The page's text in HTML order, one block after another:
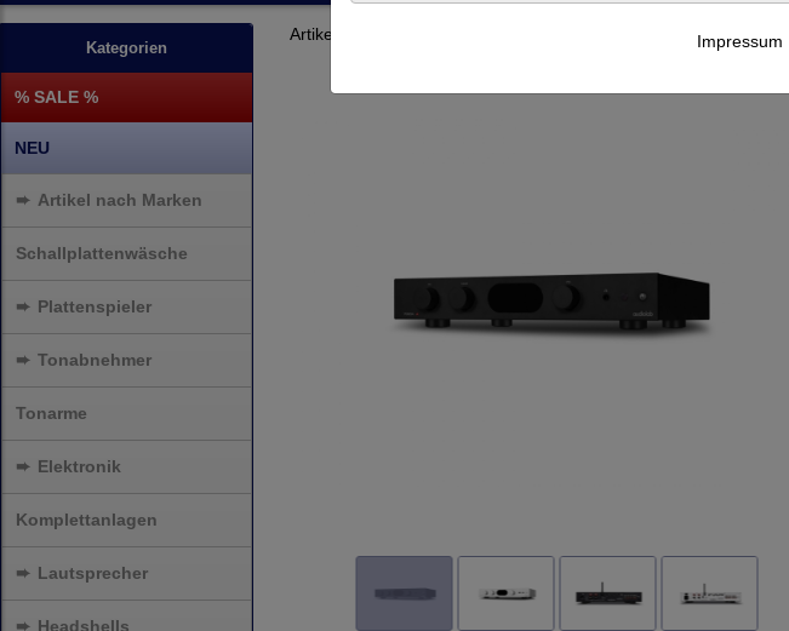
Kategorien
% SALE %
NEU
➨ Artikel nach Marken
Schallplattenwäsche
➨ Plattenspieler
➨ Tonabnehmer
Tonarme
➨ Elektronik
Komplettanlagen
➨ Lautsprecher
➨ Headshells
Artikel nach Marken Impressum